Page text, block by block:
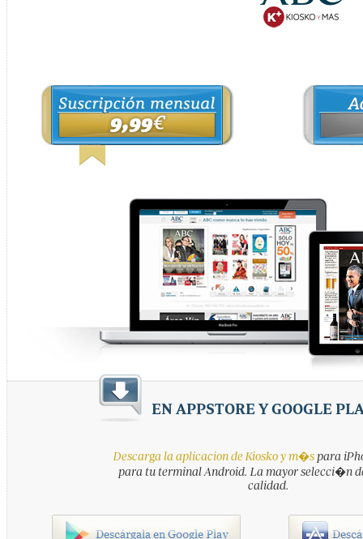
EN APPSTORE Y GOOGLE
Descarga la aplicacion de Kiosko y m�spara
para tu terminal Android. La mayor selecci�n
calidad.